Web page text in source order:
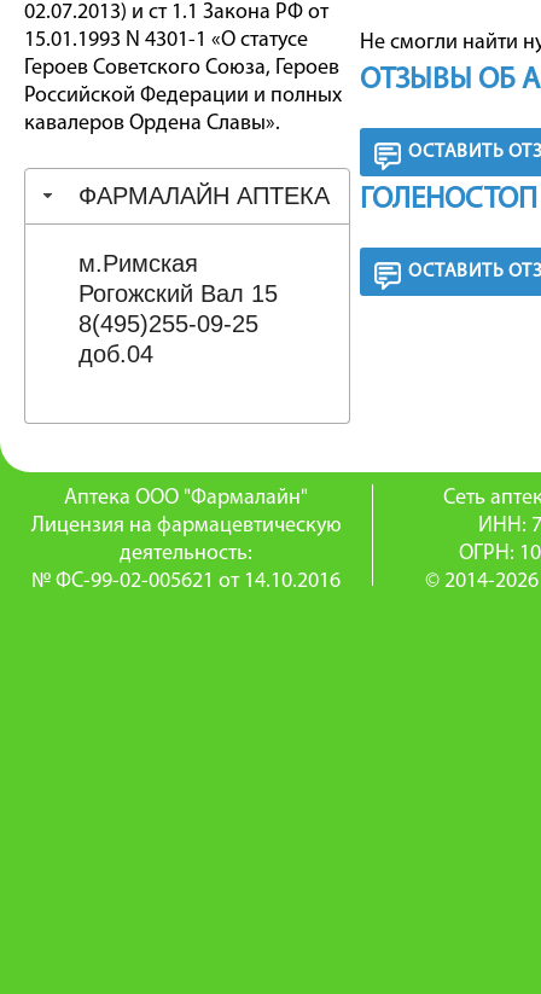
02.07.2013) и ст 1.1 Закона РФ от
15.01.1993 N 4301-1 «О статусе
Героев Советского Союза, Героев
Российской Федерации и полных
кавалеров Ордена Славы».
ФАРМАЛАЙН АПТЕКА
м.Римская
Рогожский Вал 15
8(495)255-09-25
доб.04
Не смогли найти
ОТЗЫВЫ ОБ
ОСТАВИТЬ
ОСТАВИТЬ
Аптека ООО "Фармалайн"
Лицензия на фармацевтическую
деятельность:
№ ФС-99-02-005621 от 14.10.2016
Сеть
ИНН:
ОГРН:
© 2014-